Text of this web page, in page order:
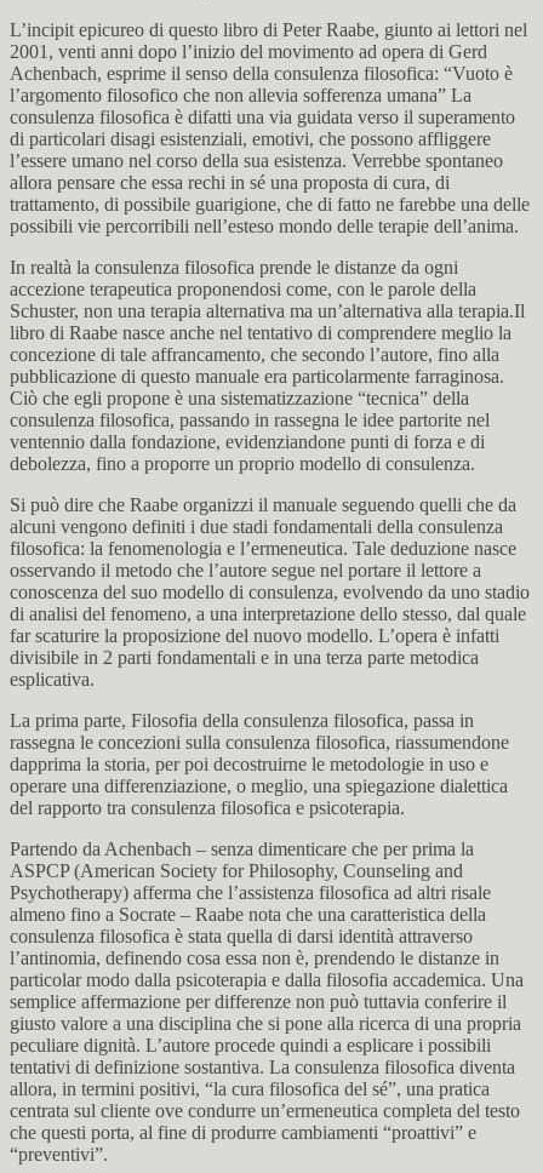
L’incipit epicureo di questo libro di Peter Raabe, giunto ai lettori nel
2001, venti anni dopo l’inizio del movimento ad opera di Gerd
Achenbach, esprime il senso della consulenza filosofica: “Vuoto è
l’argomento filosofico che non allevia sofferenza umana” La
consulenza filosofica è difatti una via guidata verso il superamento
di particolari disagi esistenziali, emotivi, che possono affliggere
l’essere umano nel corso della sua esistenza. Verrebbe spontaneo
allora pensare che essa rechi in sé una proposta di cura, di
trattamento, di possibile guarigione, che di fatto ne farebbe una delle
possibili vie percorribili nell’esteso mondo delle terapie dell’anima.
In realtà la consulenza filosofica prende le distanze da ogni
accezione terapeutica proponendosi come, con le parole della
Schuster, non una terapia alternativa ma un’alternativa alla terapia.Il
libro di Raabe nasce anche nel tentativo di comprendere meglio la
concezione di tale affrancamento, che secondo l’autore, fino alla
pubblicazione di questo manuale era particolarmente farraginosa.
Ciò che egli propone è una sistematizzazione “tecnica” della
consulenza filosofica, passando in rassegna le idee partorite nel
ventennio dalla fondazione, evidenziandone punti di forza e di
debolezza, fino a proporre un proprio modello di consulenza.
Si può dire che Raabe organizzi il manuale seguendo quelli che da
alcuni vengono definiti i due stadi fondamentali della consulenza
filosofica: la fenomenologia e l’ermeneutica. Tale deduzione nasce
osservando il metodo che l’autore segue nel portare il lettore a
conoscenza del suo modello di consulenza, evolvendo da uno stadio
di analisi del fenomeno, a una interpretazione dello stesso, dal quale
far scaturire la proposizione del nuovo modello. L’opera è infatti
divisibile in 2 parti fondamentali e in una terza parte metodica
esplicativa.
La prima parte, Filosofia della consulenza filosofica, passa in
rassegna le concezioni sulla consulenza filosofica, riassumendone
dapprima la storia, per poi decostruirne le metodologie in uso e
operare una differenziazione, o meglio, una spiegazione dialettica
del rapporto tra consulenza filosofica e psicoterapia.
Partendo da Achenbach – senza dimenticare che per prima la
ASPCP (American Society for Philosophy, Counseling and
Psychotherapy) afferma che l’assistenza filosofica ad altri risale
almeno fino a Socrate – Raabe nota che una caratteristica della
consulenza filosofica è stata quella di darsi identità attraverso
l’antinomia, definendo cosa essa non è, prendendo le distanze in
particolar modo dalla psicoterapia e dalla filosofia accademica. Una
semplice affermazione per differenze non può tuttavia conferire il
giusto valore a una disciplina che si pone alla ricerca di una propria
peculiare dignità. L’autore procede quindi a esplicare i possibili
tentativi di definizione sostantiva. La consulenza filosofica diventa
allora, in termini positivi, “la cura filosofica del sé”, una pratica
centrata sul cliente ove condurre un’ermeneutica completa del testo
che questi porta, al fine di produrre cambiamenti “proattivi” e
“preventivi”.